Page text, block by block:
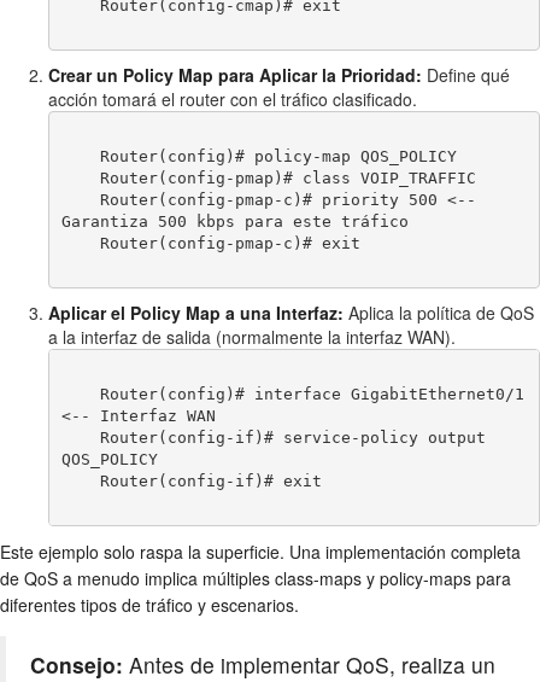
Crear un Policy Map para Aplicar la Prioridad: Define qué
acción tomará el router con el tráfico clasificado.
Garantiza 500 kbps para este tráfico
Aplicar el Policy Map a una Interfaz: Aplica la política de QoS
a la interfaz de salida (normalmente la interfaz WAN).
<-- Interfaz WAN
QOS_POLICY
Este ejemplo solo raspa la superficie. Una implementación completa
de QoS a menudo implica múltiples class-maps y policy-maps para
diferentes tipos de tráfico y escenarios.
Consejo: Antes de implementar QoS, realiza un